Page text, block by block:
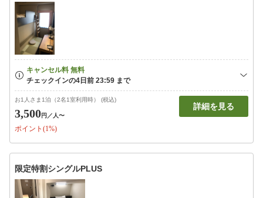
お1人さま1泊（2名1室利用時） (税込)
3,500円 ／人〜
ポイント(1%)
詳細を見る
限定特割シングルPLUS